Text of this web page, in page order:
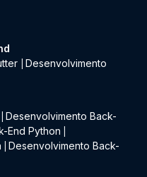
Desenvolvimento
Desenvolvimento Back-
End Python
Desenvolvimento Back-